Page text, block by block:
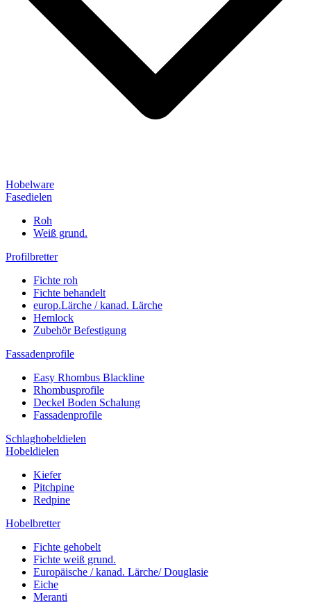
Hobelware
Fasedielen
Roh
Weiß grund.
Profilbretter
Fichte roh
Fichte behandelt
europ.Lärche / kanad. Lärche
Hemlock
Zubehör Befestigung
Fassadenprofile
Easy Rhombus Blackline
Rhombusprofile
Deckel Boden Schalung
Fassadenprofile
Schlaghobeldielen
Hobeldielen
Kiefer
Pitchpine
Redpine
Hobelbretter
Fichte gehobelt
Fichte weiß grund.
Europäische / kanad. Lärche/ Douglasie
Eiche
Meranti